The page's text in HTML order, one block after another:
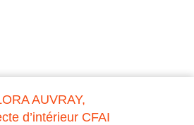
AUVRAY,
d’intérieur CFAI